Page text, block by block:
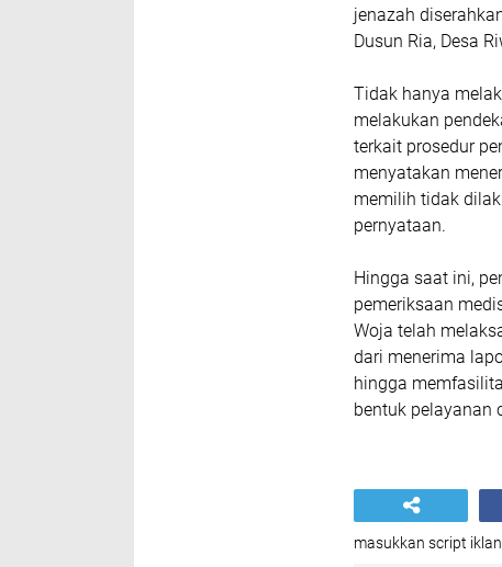
jenazah
Dusun Ria, Desa
Tidak hanya
melakukan
terkait prosedur
menyatakan
memilih tidak
pernyataan.
Hingga saat ini,
pemeriksaan
Woja telah
dari menerima
hingga
bentuk pelayanan
masukkan script